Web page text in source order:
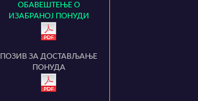
ОБАВЕШТЕЊЕ О
ИЗАБРАНОЈ ПОНУДИ
ПОЗИВ ЗА ДОСТАВЉАЊЕ
ПОНУДА